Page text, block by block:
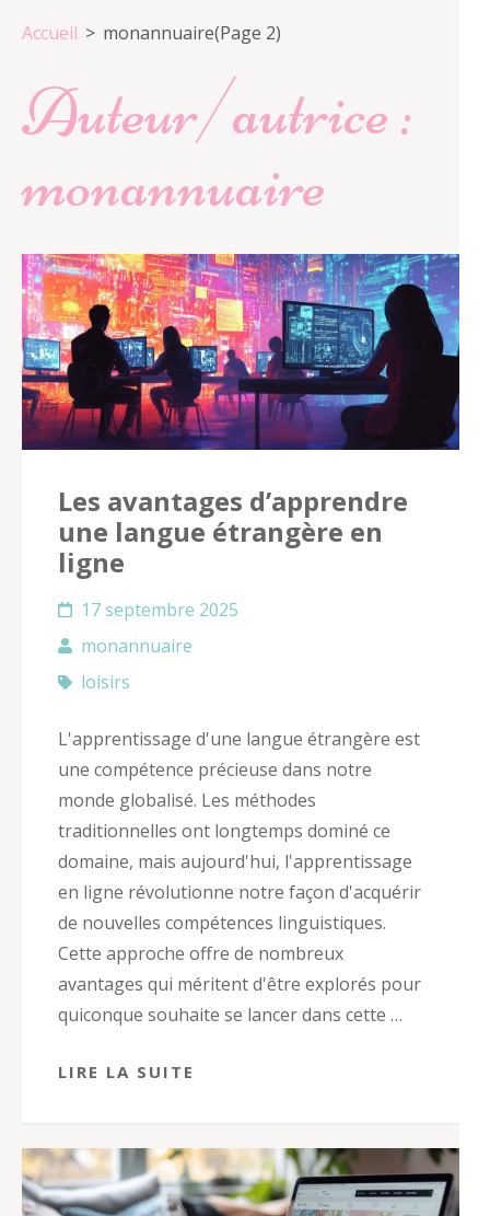
Accueil > monannuaire(Page 2)
Auteur/autrice :
monannuaire
Les avantages d’apprendre
une langue étrangère en
ligne
17 septembre 2025
monannuaire
loisirs
L'apprentissage d'une langue étrangère est
une compétence précieuse dans notre
monde globalisé. Les méthodes
traditionnelles ont longtemps dominé ce
domaine, mais aujourd'hui, l'apprentissage
en ligne révolutionne notre façon d'acquérir
de nouvelles compétences linguistiques.
Cette approche offre de nombreux
avantages qui méritent d'être explorés pour
quiconque souhaite se lancer dans cette …
LIRE LA SUITE